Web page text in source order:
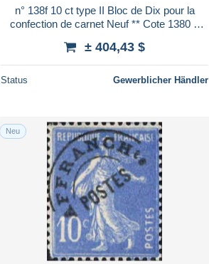
n° 138f 10 ct type II Bloc de Dix pour la
confection de carnet Neuf ** Cote 1380 €
± 404,43 $
Status Gewerblicher Händler
Neu